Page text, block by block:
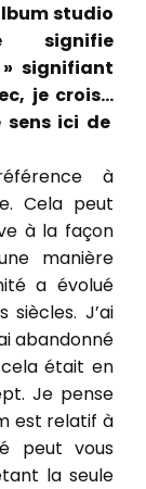
studio
signifie
signifiant
je crois…
sens ici de
à
Cela peut
à la façon
manière
a évolué
J’ai
abandonné
était en
Je pense
est relatif à
peut vous
la seule